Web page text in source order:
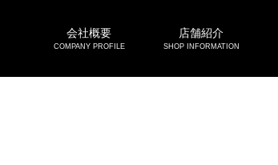
会社概要
COMPANY PROFILE
店舗紹介
SHOP INFORMATION